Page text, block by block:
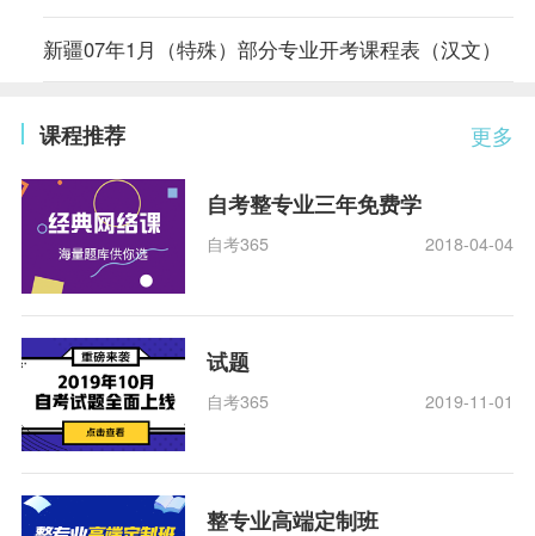
新疆07年1月（特殊）部分专业开考课程表（汉文）
更多
课程推荐
自考整专业三年免费学
自考365 2018-04-04
试题
自考365 2019-11-01
整专业高端定制班